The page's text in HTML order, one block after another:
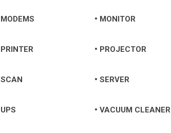
MODEMS MONITOR
PRINTER PROJECTOR
SCAN SERVER
UPS VACUUM CLEANER